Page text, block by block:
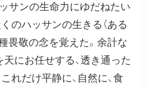
サンの生命力にゆだねたい
のハッサンの生きる（ある
畏敬の念を覚えた。余計な
天にお任せする、透き通った
れだけ平静に、自然に、食